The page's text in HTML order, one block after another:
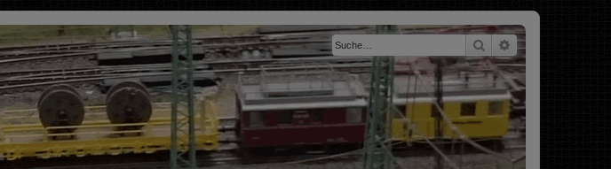
SucheErweiterte Suche